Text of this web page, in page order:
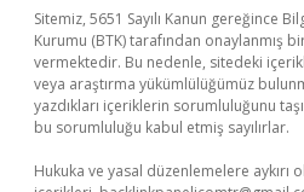
Sitemiz, 5651 Sayılı Kanun gereğince
Kurumu (BTK) tarafından onaylanmış
vermektedir. Bu nedenle, sitedeki
veya araştırma yükümlülüğümüz
yazdıkları içeriklerin sorumluluğunu
bu sorumluluğu kabul etmiş sayılırlar.
Hukuka ve yasal düzenlemelere aykırı